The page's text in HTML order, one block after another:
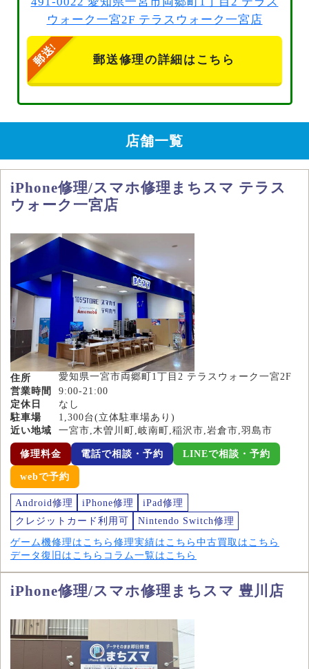
ウォーク一宮2F テラスウォーク一宮店
郵送修理の詳細はこちら
店舗一覧
iPhone修理/スマホ修理まちスマ テラス
ウォーク一宮店
住所
愛知県一宮市両郷町1丁目2 テラスウォーク一宮2F
営業時間
9:00-21:00
定休日
なし
駐車場
1,300台(立体駐車場あり)
近い地域
一宮市,木曽川町,岐南町,稲沢市,岩倉市,羽島市
修理料金 電話で相談・予約 LINEで相談・予約
webで予約
Android修理 iPhone修理
iPad修理
クレジットカード利用可
Nintendo Switch修理
ゲーム機修理はこちら 修理実績はこちら 中古買取はこちら
データ復旧はこちら コラム一覧はこちら
iPhone修理/スマホ修理まちスマ 豊川店